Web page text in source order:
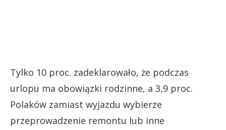
Tylko 10 proc. zadeklarowało, że podczas
urlopu ma obowiązki rodzinne, a 3,9 proc.
Polaków zamiast wyjazdu wybierze
przeprowadzenie remontu lub inne